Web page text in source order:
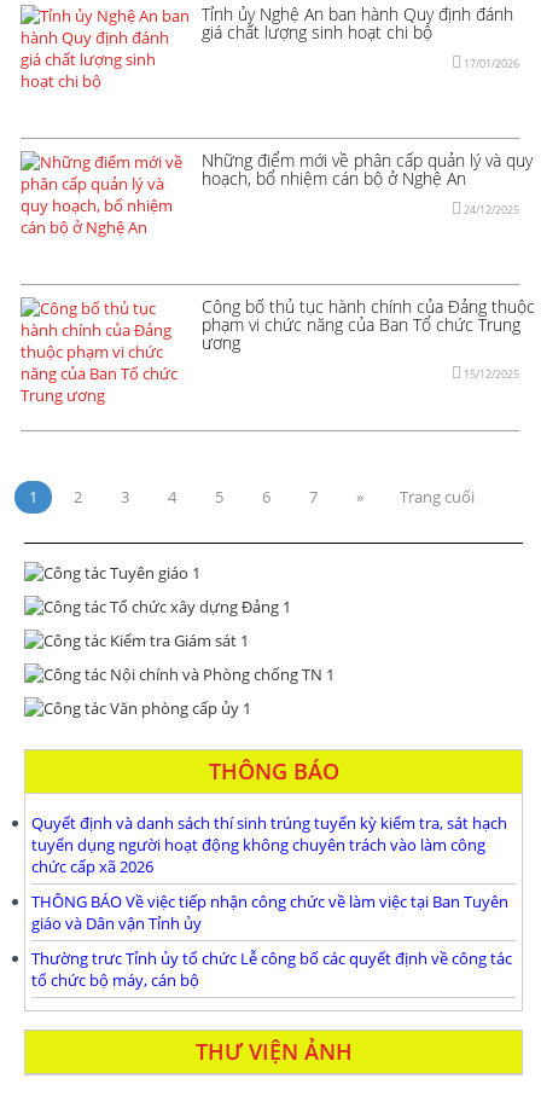
Tỉnh ủy Nghệ An ban hành Quy định đánh
giá chất lượng sinh hoạt chi bộ
17/01/2026
Những điểm mới về phân cấp quản lý và quy
hoạch, bổ nhiệm cán bộ ở Nghệ An
24/12/2025
Công bố thủ tục hành chính của Đảng thuộc
phạm vi chức năng của Ban Tổ chức Trung
ương
15/12/2025
1 2 3 4 5 6 7 » Trang cuối
THÔNG BÁO
Quyết định và danh sách thí sinh trúng tuyển kỳ kiểm tra, sát hạch
tuyển dụng người hoạt động không chuyên trách vào làm công
chức cấp xã 2026
THÔNG BÁO Về việc tiếp nhận công chức về làm việc tại Ban Tuyên
giáo và Dân vận Tỉnh ủy
Thường trưc Tỉnh ủy tổ chức Lễ công bố các quyết định về công tác
tổ chức bộ máy, cán bộ
THƯ VIỆN ẢNH